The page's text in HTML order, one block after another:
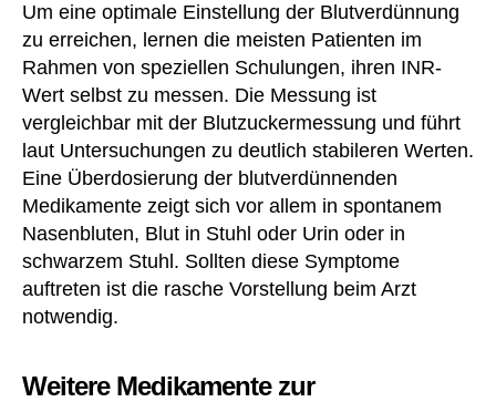
Um eine optimale Einstellung der Blutverdünnung
zu erreichen, lernen die meisten Patienten im
Rahmen von speziellen Schulungen, ihren INR-
Wert selbst zu messen. Die Messung ist
vergleichbar mit der Blutzuckermessung und führt
laut Untersuchungen zu deutlich stabileren Werten.
Eine Überdosierung der blutverdünnenden
Medikamente zeigt sich vor allem in spontanem
Nasenbluten, Blut in Stuhl oder Urin oder in
schwarzem Stuhl. Sollten diese Symptome
auftreten ist die rasche Vorstellung beim Arzt
notwendig.
Weitere Medikamente zur